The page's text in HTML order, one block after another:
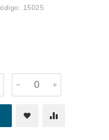
15025